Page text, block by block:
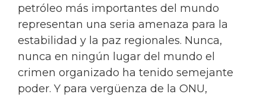
petróleo más importantes del mundo
representan una seria amenaza para la
estabilidad y la paz regionales. Nunca,
nunca en ningún lugar del mundo el
crimen organizado ha tenido semejante
poder. Y para vergüenza de la ONU,